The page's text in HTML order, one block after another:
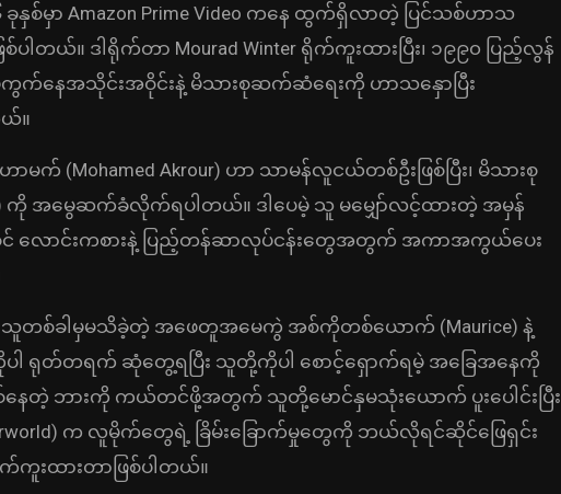
၆ ခုနှစ်မှာ Amazon Prime Video ကနေ ထွက်ရှိလာတဲ့ ပြင်သစ်ဟာသ
ါတယ်။ ဒါရိုက်တာ Mourad Winter ရိုက်ကူးထားပြီး၊ ၁၉၉၀ ပြည့်လွန်
ပ်ကွက်နေအသိုင်းအဝိုင်းနဲ့ မိသားစုဆက်ဆံရေးကို ဟာသနှောပြီး
။
(Mohamed Akrour) ဟာ သာမန်လူငယ်တစ်ဦးဖြစ်ပြီး၊ မိသားစု
ကို အမွေဆက်ခံလိုက်ရပါတယ်။ ဒါပေမဲ့ သူ မမျှော်လင့်ထားတဲ့ အမှန်
င် လောင်းကစားနဲ့ ပြည့်တန်ဆာလုပ်ငန်းတွေအတွက် အကာအကွယ်ပေး
သူတစ်ခါမှမသိခဲ့တဲ့ အဖေတူအမေကွဲ အစ်ကိုတစ်ယောက် (Maurice) နဲ့
ါ ရုတ်တရက် ဆုံတွေ့ရပြီး သူတို့ကိုပါ စောင့်ရှောက်ရမဲ့ အခြေအနေကို
ေတဲ့ ဘားကို ကယ်တင်ဖို့အတွက် သူတို့မောင်နှမသုံးယောက် ပူးပေါင်းပြီး
က လူမိုက်တွေရဲ့ ခြိမ်းခြောက်မှုတွေကို ဘယ်လိုရင်ဆိုင်ဖြေရှင်း
းထားတာဖြစ်ပါတယ်။